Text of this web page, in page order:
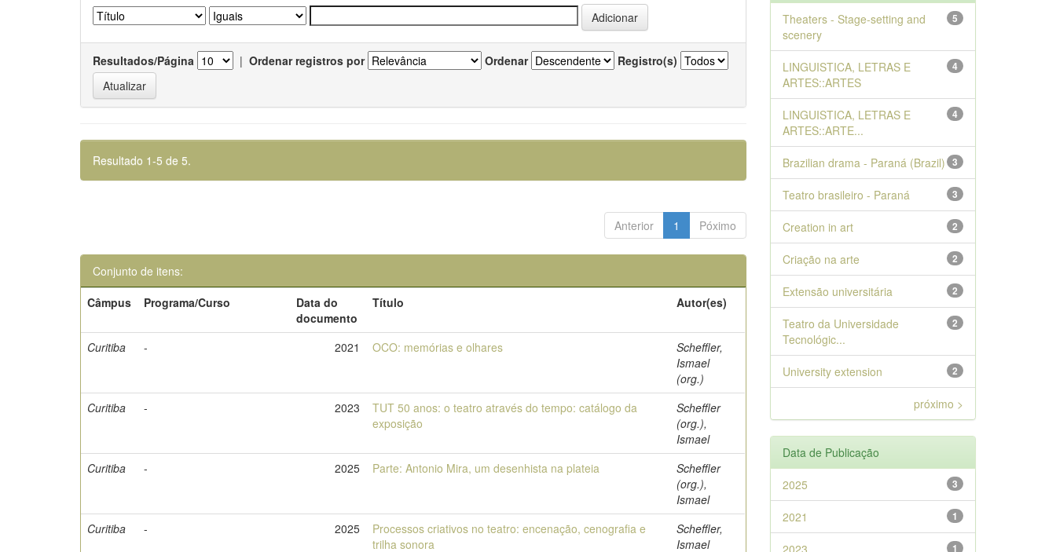
Resultados/Página | Ordenar registros por Ordenar Registro(s)
Resultado 1-5 de 5.
Anterior 1 Póximo
Conjunto de itens:
Câmpus
Programa/Curso
Data do
documento
Título Autor(es)
Curitiba - 2021 OCO: memórias e olhares
Scheffler,
Ismael
(org.)
Curitiba
- 2023
TUT 50 anos: o teatro através do tempo: catálogo da
exposição
Scheffler
(org.),
Ismael
Curitiba
- 2025 Parte: Antonio Mira, um desenhista na plateia
Scheffler
(org.),
Ismael
Curitiba
- 2025
Processos criativos no teatro: encenação, cenografia e
trilha sonora
Scheffler,
Ismael
5
Theaters - Stage-setting and
scenery
4
LINGUISTICA, LETRAS E
ARTES::ARTES
4
LINGUISTICA, LETRAS E
ARTES::ARTE...
3
Brazilian drama - Paraná (Brazil)
3
Teatro brasileiro - Paraná
2
Creation in art
2
Criação na arte
2
Extensão universitária
2
Teatro da Universidade
Tecnológic...
2
University extension
próximo >
Data de Publicação
3
2025
1
2021
1
2023